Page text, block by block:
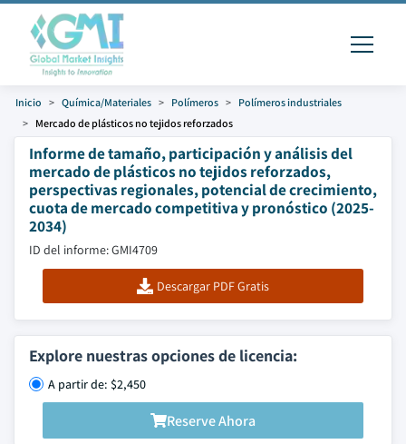
Inicio Química/Materiales Polímeros
Polímeros industriales
Mercado de plásticos no tejidos reforzados
Informe de tamaño, participación y análisis del
mercado de plásticos no tejidos reforzados,
perspectivas regionales, potencial de crecimiento,
cuota de mercado competitiva y pronóstico (2025-
2034)
ID del informe: GMI4709
Descargar PDF Gratis
Explore nuestras opciones de licencia:
A partir de: $2,450
Reserve Ahora